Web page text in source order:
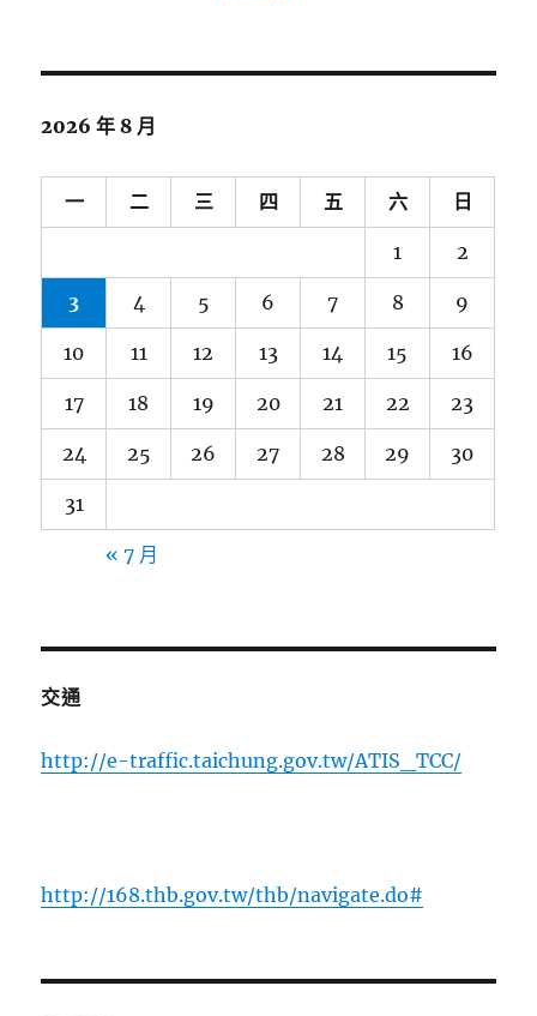
2026 年 8 月
一 二 三 四 五 六 日
1 2
3 4 5 6 7 8 9
10 11 12 13 14 15 16
17 18 19 20 21 22 23
24 25 26 27 28 29 30
31
« 7 月
交通
http://e-traffic.taichung.gov.tw/ATIS_TCC/
http://168.thb.gov.tw/thb/navigate.do#